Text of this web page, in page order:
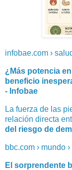
infobae.com ›
¿Más potencia
beneficio
- Infobae
La fuerza de las
relación directa
del riesgo de
bbc.com › mundo
El sorprendente